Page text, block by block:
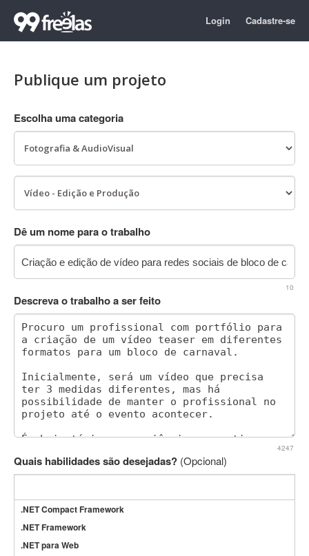
Login Cadastre-se
Publique um projeto
Escolha uma categoria
Dê um nome para o trabalho
10
Descreva o trabalho a ser feito
4247
Quais habilidades são desejadas? (Opcional)
.NET Compact Framework
.NET Framework
.NET para Web